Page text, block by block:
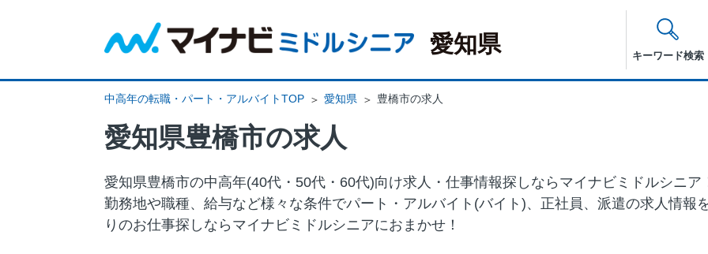
愛知県 キーワード検索
中高年の転職・パート・アルバイトTOP 愛知県 豊橋市の求人
愛知県豊橋市の求人
愛知県豊橋市の中⾼年(40代・50代・60代)向け求⼈・仕事情報探しならマイナビミドルシニ
勤務地や職種、給与など様々な条件でパート・アルバイト(バイト)、正社員、派遣の求人情報
りのお仕事探しならマイナビミドルシニアにおまかせ！